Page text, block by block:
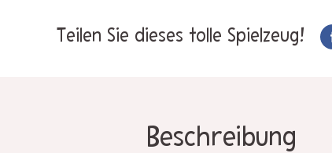
Teilen Sie dieses tolle Spielzeug!
Beschreibung